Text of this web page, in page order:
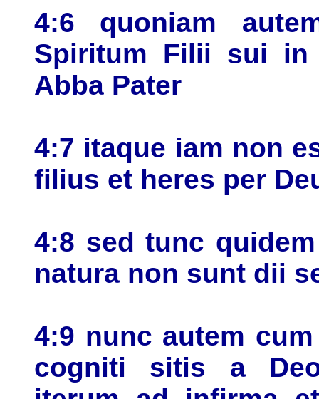
4:6 quoniam
Spiritum Filii sui in
Abba Pater
4:7 itaque iam non
filius et heres per
4:8 sed tunc
natura non sunt dii
4:9 nunc autem
cogniti sitis a